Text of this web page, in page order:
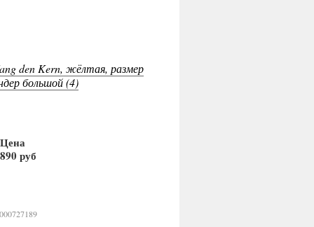
den Kern, жёлтая, размер
большой (4)
Цена
890 руб